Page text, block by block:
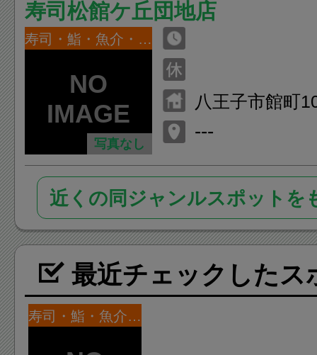
寿司松館ケ丘団地店
寿司・鮨・魚介・海鮮
写真なし
八王子市館町
---
近くの同ジャンルスポットを
最近チェックしたス
寿司・鮨・魚介・海鮮